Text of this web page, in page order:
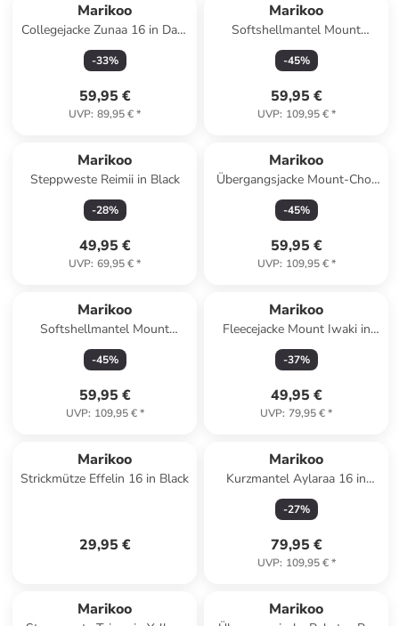
Marikoo
Collegejacke Zunaa 16 in Dark
Olive
-33%
59,95 €
UVP: 89,95 €*
Marikoo
Softshellmantel Mount
Furnica in Stormy Blue
-45%
59,95 €
UVP: 109,95 €*
Marikoo
Steppweste Reimii in Black
-28%
49,95 €
UVP: 69,95 €*
Marikoo
Übergangsjacke Mount-Cho-
Oyu in Black
-45%
59,95 €
UVP: 109,95 €*
Marikoo
Softshellmantel Mount
Furnica in Rouge
-45%
59,95 €
UVP: 109,95 €*
Marikoo
Fleecejacke Mount Iwaki in
Navy
-37%
49,95 €
UVP: 79,95 €*
Marikoo
Strickmütze Effelin 16 in Black
29,95 €
Marikoo
Kurzmantel Aylaraa 16 in
Pearl Grey
-27%
79,95 €
UVP: 109,95 €*
Marikoo Marikoo